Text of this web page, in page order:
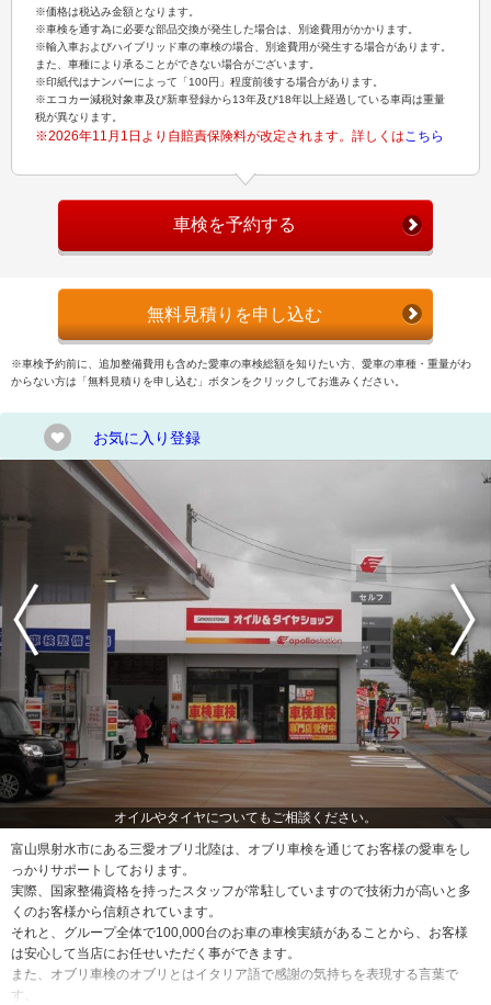
※価格は税込み金額となります。
※車検を通す為に必要な部品交換が発生した場合は、別途費用がかかります。
※輸入車およびハイブリッド車の車検の場合、別途費用が発生する場合があります。
また、車種により承ることができない場合がございます。
※印紙代はナンバーによって「100円」程度前後する場合があります。
※エコカー減税対象車及び新車登録から13年及び18年以上経過している車両は重量
税が異なります。
※2026年11月1日より自賠責保険料が改定されます。詳しくはこちら
車検を予約する
無料見積りを申し込む
※車検予約前に、追加整備費用も含めた愛車の車検総額を知りたい方、愛車の車種・重量がわ
からない方は「無料見積りを申し込む」ボタンをクリックしてお進みください。
お気に入り登録
オイルやタイヤについてもご相談ください。
富山県射水市にある三愛オブリ北陸は、オブリ車検を通じてお客様の愛車をし
っかりサポートしております。
実際、国家整備資格を持ったスタッフが常駐していますので技術力が高いと多
くのお客様から信頼されています。
それと、グループ全体で100,000台のお車の車検実績があることから、お客様
は安心して当店にお任せいただく事ができます。
また、オブリ車検のオブリとはイタリア語で感謝の気持ちを表現する言葉で
す。